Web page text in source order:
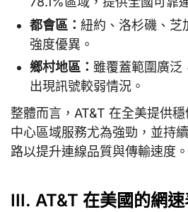
都會區： 紐約、洛杉磯、芝
強度優異。
鄉村地區： 雖覆蓋範圍廣泛
出現訊號較弱情況。
整體而言，AT&T 在全美提供
中心區域服務尤為強勁，並持
路以提升連線品質與傳輸速度。
III. AT&T 在美國的網